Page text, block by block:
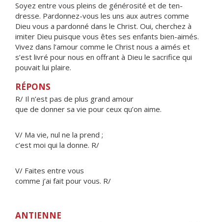
Soyez entre vous pleins de générosité et de ten­
dresse. Pardonnez-vous les uns aux autres comme
Dieu vous a pardonné dans le Christ. Oui, cherchez à
imiter Dieu puisque vous êtes ses enfants bien-aimés.
Vivez dans l’amour comme le Christ nous a aimés et
s’est livré pour nous en offrant à Dieu le sacrifice qui
pouvait lui plaire.
RÉPONS
R/ Il n’est pas de plus grand amour
que de donner sa vie pour ceux qu’on aime.
V/ Ma vie, nul ne la prend ;
c’est moi qui la donne. R/
V/ Faites entre vous
comme j’ai fait pour vous. R/
ANTIENNE